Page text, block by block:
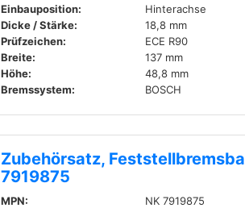
Einbauposition:
Hinterachse
Dicke / Stärke:
18,8 mm
Prüfzeichen:
ECE R90
Breite:
137 mm
Höhe:
48,8 mm
Bremssystem:
BOSCH
Zubehörsatz,
7919875
MPN:
NK 7919875